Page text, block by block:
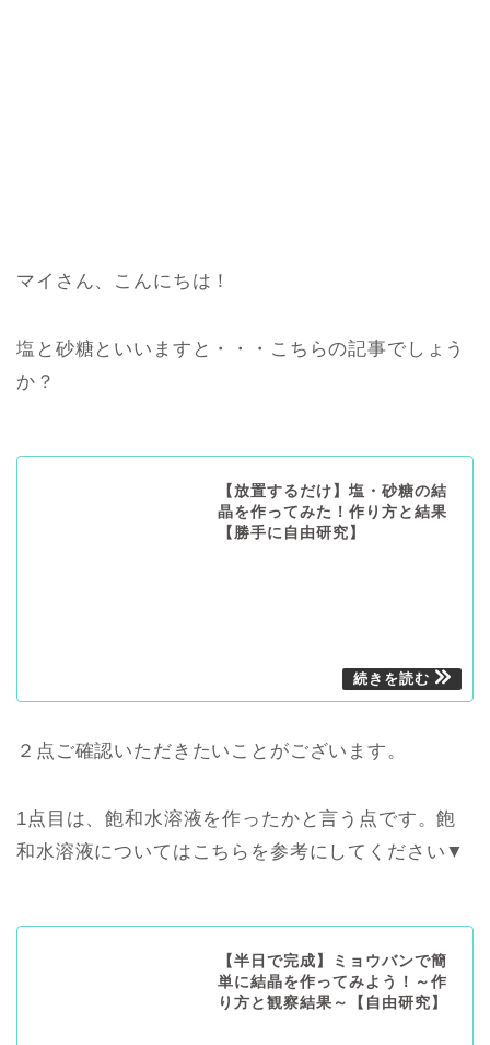
マイさん、こんにちは！
塩と砂糖といいますと・・・こちらの記事でしょう
か？
【放置するだけ】塩・砂糖の結
晶を作ってみた！作り方と結果
【勝手に自由研究】
２点ご確認いただきたいことがございます。
1点目は、飽和水溶液を作ったかと言う点です。飽
和水溶液についてはこちらを参考にしてください▼
【半日で完成】ミョウバンで簡
単に結晶を作ってみよう！～作
り方と観察結果～【自由研究】